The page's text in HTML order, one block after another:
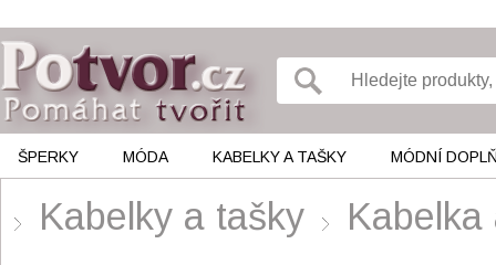
ŠPERKY MÓDA KABELKY A TAŠKY MÓDNÍ
Kabelky a tašky